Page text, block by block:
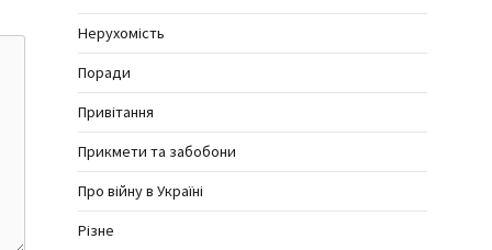
Нерухомість
Поради
Привітання
Прикмети та забобони
Про війну в Україні
Різне